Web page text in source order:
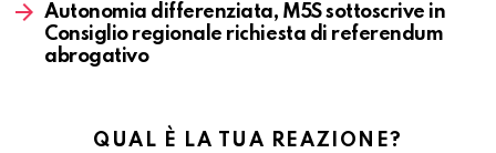
Autonomia differenziata, M5S sottoscrive in
Consiglio regionale richiesta di referendum
abrogativo
QUAL È LA TUA REAZIONE?